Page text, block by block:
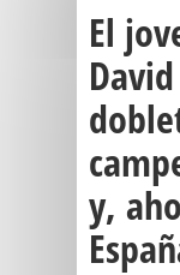
El
y,